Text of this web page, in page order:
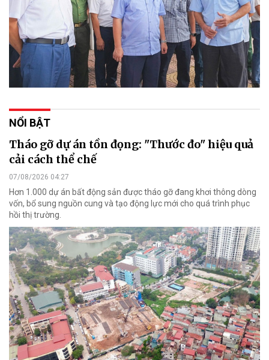
NỔI BẬT
Tháo gỡ dự án tồn đọng: "Thước đo" hiệu quả
cải cách thể chế
07/08/2026 04:27
Hơn 1.000 dự án bất động sản được tháo gỡ đang khơi thông dòng
vốn, bổ sung nguồn cung và tạo động lực mới cho quá trình phục
hồi thị trường.